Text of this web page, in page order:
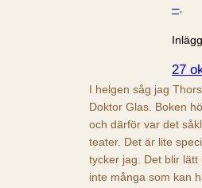
–.
27
I helgen såg jag
Doktor Glas. Boken
och därför var det
teater. Det är lite
tycker jag. Det blir
inte många som kan